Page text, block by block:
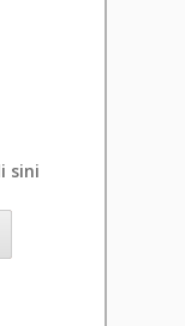
sini